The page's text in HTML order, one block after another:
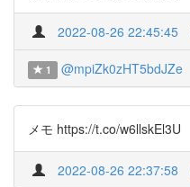
2022-08-26 22:45:45
1 @mpiZk0zHT5bdJZe
メモ https://t.co/w6llskEl3U
2022-08-26 22:37:58